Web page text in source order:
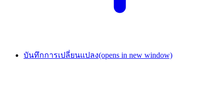
บันทึกการเปลี่ยนแปลง(opens in new window)